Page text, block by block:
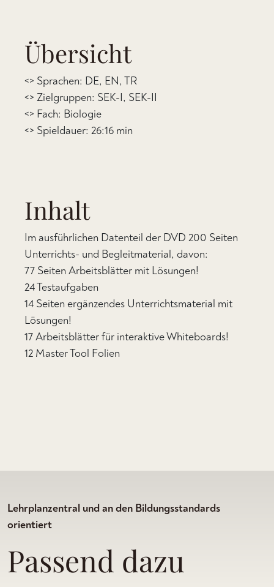
Übersicht
<> Sprachen: DE, EN, TR
<> Zielgruppen: SEK-I, SEK-II
<> Fach: Biologie
<> Spieldauer: 26:16 min
Inhalt
Im ausführlichen Datenteil der DVD 200 Seiten
Unterrichts- und Begleitmaterial, davon:
77 Seiten Arbeitsblätter mit Lösungen!
24 Testaufgaben
14 Seiten ergänzendes Unterrichtsmaterial mit
Lösungen!
17 Arbeitsblätter für interaktive Whiteboards!
12 Master Tool Folien
Lehrplanzentral und an den Bildungsstandards
orientiert
Passend dazu